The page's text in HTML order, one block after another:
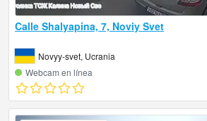
Calle Shalyapina, 7, Noviy Svet
Novyy-svet, Ucrania
Webcam en línea